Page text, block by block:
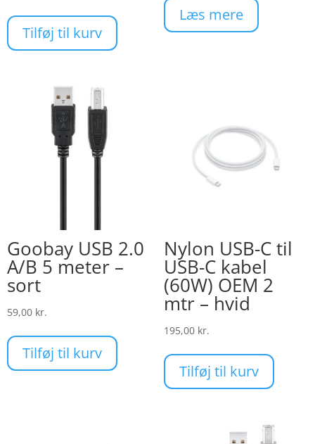
Tilføj til kurv
Læs mere
Goobay USB 2.0
A/B 5 meter –
sort
59,00 kr.
Tilføj til kurv
Nylon USB-C til
USB-C kabel
(60W) OEM 2
mtr – hvid
195,00 kr.
Tilføj til kurv